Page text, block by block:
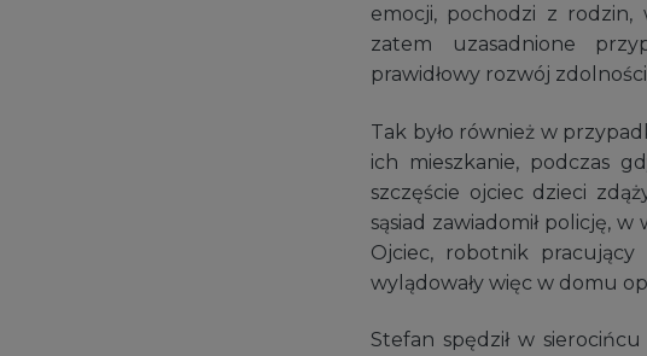
emocji, pochodzi z rodzin,
zatem uzasadnione
prawidłowy rozwój
Tak było również w
ich mieszkanie, podczas
szczęście ojciec dzieci
sąsiad zawiadomił policję,
Ojciec, robotnik
wylądowały więc w domu
Stefan spędził w